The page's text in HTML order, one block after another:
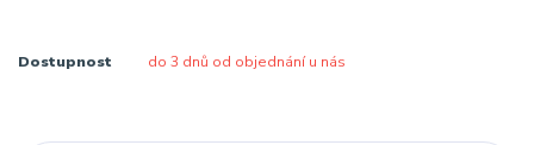
Dostupnost do 3 dnů od objednání u nás